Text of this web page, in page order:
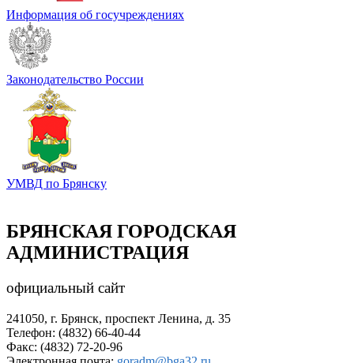
Информация об госучреждениях
Законодательство России
УМВД по Брянску
БРЯНСКАЯ ГОРОДСКАЯ
АДМИНИСТРАЦИЯ
официальный сайт
241050, г. Брянск, проспект Ленина, д. 35
Телефон: (4832) 66-40-44
Факс: (4832) 72-20-96